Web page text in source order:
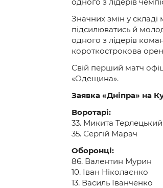
Значних змін у
підсилюватись й
одного з лідерів
короткострокова
Свій перший матч
«Одещина».
Заявка «Дніпра» на
Воротарі:
33. Микита Терлецький
35. Сергій Марач
Оборонці:
86. Валентин Мурин
10. Іван Ніколаєнко
13. Василь Іванченко